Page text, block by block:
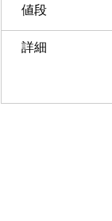
値段
詳細